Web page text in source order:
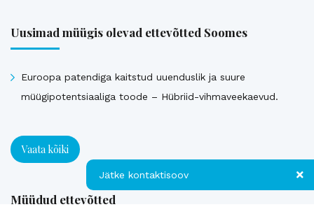
Uusimad müügis olevad ettevõtted Soomes
Euroopa patendiga kaitstud uuenduslik ja suure
müügipotentsiaaliga toode – Hübriid-vihmaveekaevud.
Vaata kõiki
Müüdud ettevõtted
Jätke kontaktisoov